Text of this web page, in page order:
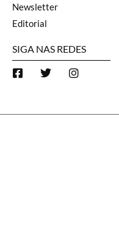
Newsletter
Editorial
SIGA NAS REDES